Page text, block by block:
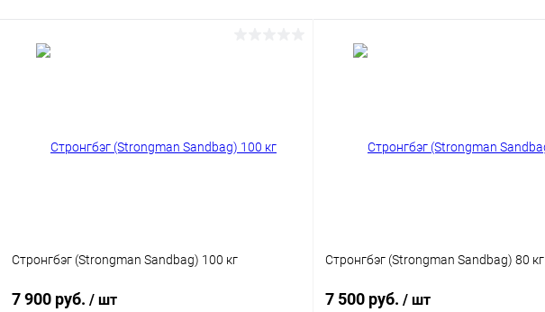
Стронгбэг (Strongman Sandbag) 100 кг
7 900 руб. / шт
Стронгбэг (Strongman Sandbag) 80 кг
7 500 руб. / шт